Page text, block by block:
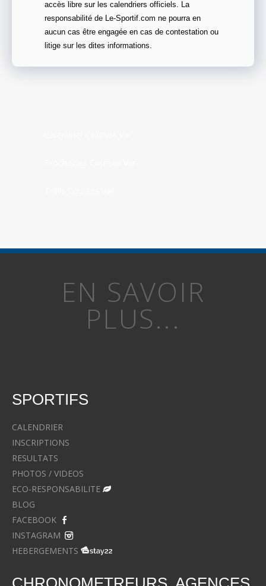
accès libre sur les calendriers officiels. La
responsabilité de Le-Sportif.com ne pourra en
aucun cas être engagée en cas de contestation ou
litige sur les dites informations.
EN SAVOIR
PLUS...
SPORTIFS
CALENDRIER
INSCRIPTIONS
RESULTATS
PHOTOS / VIDEOS
ECO-RESPONSABILITE
BLOG
FACEBOOK
INSTAGRAM
HEBERGEMENTS